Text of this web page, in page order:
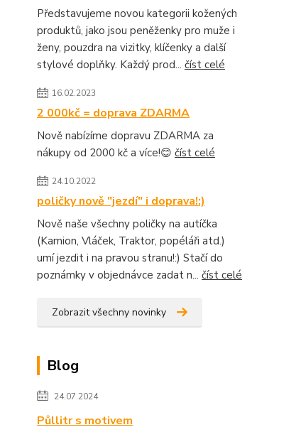
Představujeme novou kategorii kožených
produktů, jako jsou peněženky pro muže i
ženy, pouzdra na vizitky, klíčenky a další
stylové doplňky. Každý prod... číst celé
16.02.2023
2 000kč = doprava ZDARMA
Nově nabízíme dopravu ZDARMA za
nákupy od 2000 kč a více!😊 číst celé
24.10.2022
poličky nově "jezdí" i doprava!:)
Nově naše všechny poličky na autíčka
(Kamion, Vláček, Traktor, popéláři atd.)
umí jezdit i na pravou stranu!:) Stačí do
poznámky v objednávce zadat n... číst celé
Zobrazit všechny novinky
Blog
24.07.2024
Půllitr s motivem